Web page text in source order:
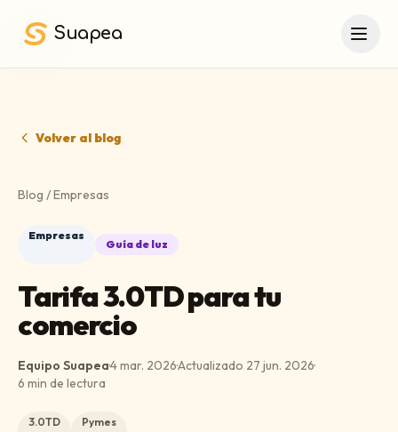
Suapea
Volver al blog
Blog /Empresas
Empresas
Guía de luz
Tarifa 3.0TD para tu
comercio
Equipo Suapea·4 mar. 2026·Actualizado 27 jun. 2026·
6 min de lectura
3.0TD Pymes